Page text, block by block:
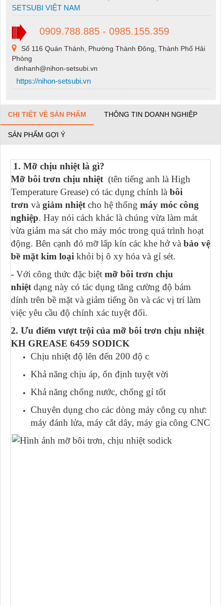
SETSUBI VIỆT NAM
0909.788.885 - 0985.155.359
Số 116 Quán Thánh, Phường Thành Đông, Thành Phố Hải
Phòng
dinhanh@nihon-setsubi.vn
https://nihon-setsubi.vn
CHI TIẾT VỀ SẢN PHẨM THÔNG TIN DOANH NGHIỆP
SẢN PHẨM GỢI Ý
1. Mỡ chịu nhiệt là gì?
Mỡ bôi trơn chịu nhiệt (tên tiếng anh là High
Temperature Grease) có tác dụng chính là bôi
trơn và giảm nhiệt cho hệ thống máy móc công
nghiệp. Hay nói cách khác là chúng vừa làm mát
vừa giảm ma sát cho máy móc trong quá trình hoạt
động. Bên cạnh đó mỡ lấp kín các khe hở và bảo vệ
bề mặt kim loại khỏi bị ô xy hóa và gỉ sét.
- Với công thức đặc biệt mỡ bôi trơn chịu
nhiệt dạng này có tác dụng tăng cường độ bám
dính trên bề mặt và giảm tiếng ồn và các vị trí làm
việc yêu cầu độ chính xác tuyệt đối.
2. Ưu điểm vượt trội của mỡ bôi trơn chịu nhiệt
KH GREASE 6459 SODICK
Chịu nhiệt độ lên đến 200 độ c
Khả năng chịu áp, ổn định tuyệt vời
Khả năng chống nước, chống gỉ tốt
Chuyên dụng cho các dòng máy công cụ như:
máy đánh lửa, máy cắt dây, máy gia công CNC